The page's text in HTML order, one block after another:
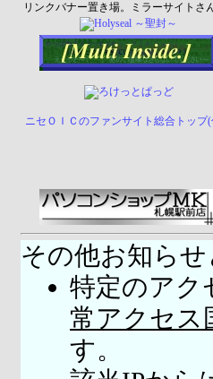
リンクバナー置き場。ミラーサイトさ
ニセＯＩＣのファンサイト総合トップ(
その他お知らせ
特定のアク
常アクセス
す。